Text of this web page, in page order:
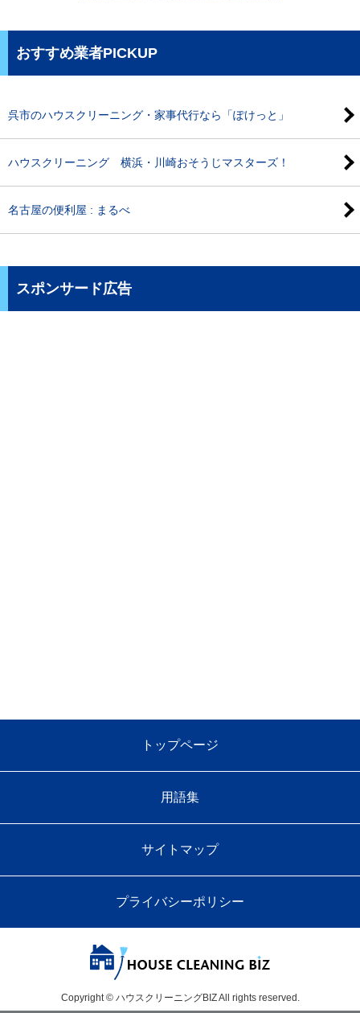
おすすめ業者PICKUP
呉市のハウスクリーニング・家事代行なら「ぽけっと」
ハウスクリーニング 横浜・川崎おそうじマスターズ！
名古屋の便利屋 : まるべ
スポンサード広告
トップページ
用語集
サイトマップ
プライバシーポリシー
Copyright © ハウスクリーニングBIZ All rights reserved.